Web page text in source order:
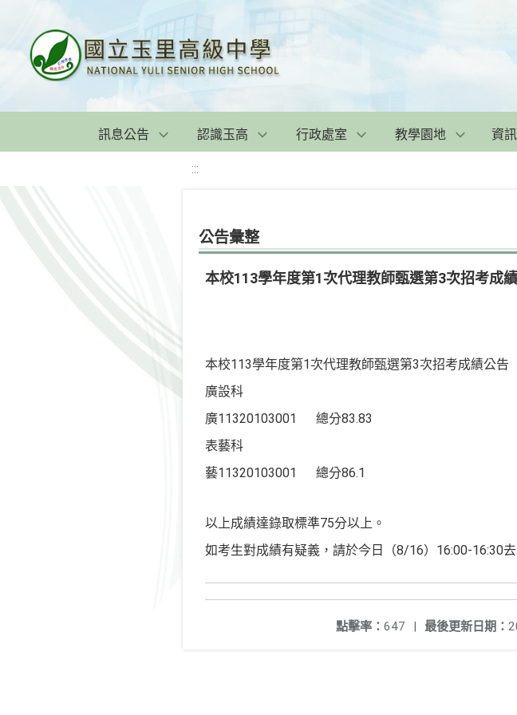
訊息公告 認識玉高 行政處室 教學園地 資
:::
公告彙整
本校113學年度第1次代理教師甄選第3次招考成
本校113學年度第1次代理教師甄選第3次招考成績公告
廣設科
廣11320103001 總分83.83
表藝科
藝11320103001 總分86.1
以上成績達錄取標準75分以上。
如考生對成績有疑義，請於今日（8/16）16:00-16:30
最後更新日期：
點擊率： 647 |